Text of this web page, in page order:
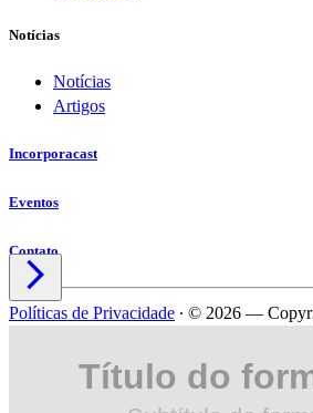
Notícias
Notícias
Artigos
Incorporacast
Eventos
Contato

Políticas de Privacidade ∙ © 2026 —
Título do